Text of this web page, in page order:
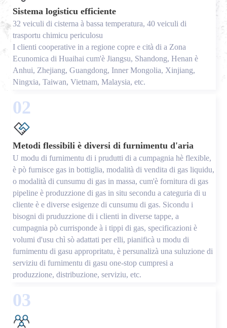
Sistema logisticu efficiente
32 veiculi di cisterna à bassa temperatura, 40 veiculi di
trasportu chimicu periculosu
I clienti cooperative in a regione copre e cità di a Zona
Ecunomica di Huaihai cum'è Jiangsu, Shandong, Henan è
Anhui, Zhejiang, Guangdong, Inner Mongolia, Xinjiang,
Ningxia, Taiwan, Vietnam, Malaysia, etc.
02
Metodi flessibili è diversi di furnimentu d'aria
U modu di furnimentu di i prudutti di a cumpagnia hè flexible,
è pò furnisce gas in bottiglia, modalità di vendita di gas liquidu,
o modalità di cunsumu di gas in massa, cum'è fornitura di gas
pipeline è produzzione di gas in situ secondu a categuria di u
cliente è e diverse esigenze di cunsumu di gas. Sicondu i
bisogni di pruduzzione di i clienti in diverse tappe, a
cumpagnia pò currisponde à i tippi di gas, specificazioni è
volumi d'usu chì sò adattati per elli, pianificà u modu di
furnimentu di gasu appropritatu, è persunalizà una suluzione di
serviziu di furnimentu di gasu one-stop cumpresi a
produzzione, distribuzione, serviziu, etc.
03